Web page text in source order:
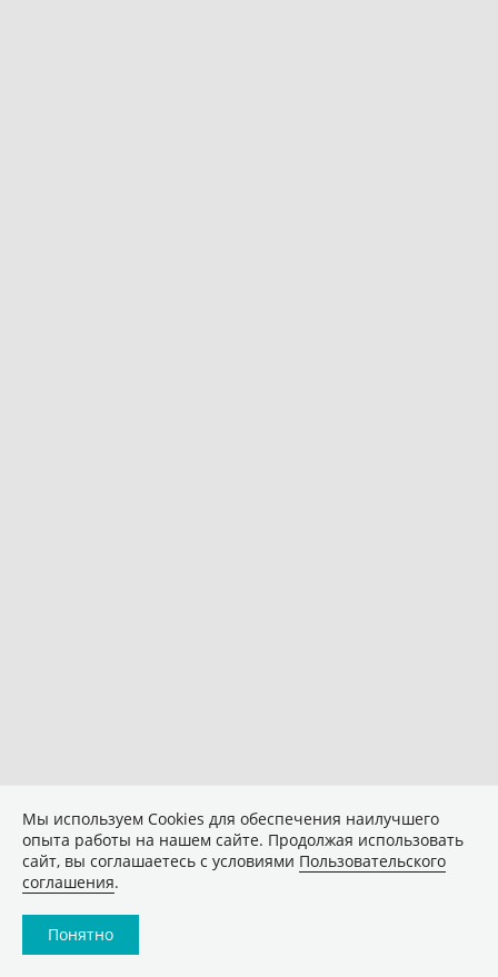
Мы используем Сookies для обеспечения наилучшего
опыта работы на нашем сайте. Продолжая использовать
сайт, вы соглашаетесь с условиями Пользовательского
соглашения.
Понятно